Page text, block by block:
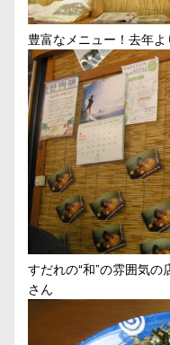
豊富なメニュー！去年
すだれの“和”の雰囲気の
さん